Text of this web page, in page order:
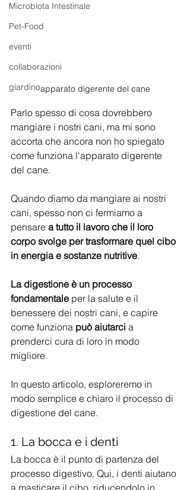
Microbiota Intestinale
Pet-Food
eventi
collaborazioni
giardinoapparato digerente del cane
Parlo spesso di cosa dovrebbero
mangiare i nostri cani, ma mi sono
accorta che ancora non ho spiegato
come funziona l'apparato digerente
del cane.
Quando diamo da mangiare ai nostri
cani, spesso non ci fermiamo a
pensare a tutto il lavoro che il loro
corpo svolge per trasformare quel cibo
in energia e sostanze nutritive.
La digestione è un processo
fondamentale per la salute e il
benessere dei nostri cani, e capire
come funziona può aiutarci a
prenderci cura di loro in modo
migliore.
In questo articolo, esploreremo in
modo semplice e chiaro il processo di
digestione del cane.
1. La bocca e i denti
La bocca è il punto di partenza del
processo digestivo. Qui, i denti aiutano